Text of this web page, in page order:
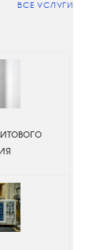
ВСЕ УСЛУГИ